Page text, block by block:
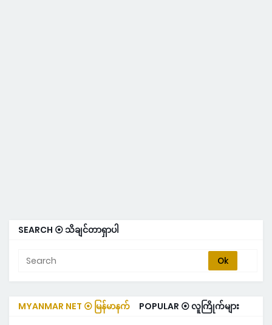
SEARCH ⦿ သိချင်တာရှာပါ
MYANMAR NET ⦿ မြန်မာနက် POPULAR ⦿ လူကြိုက်များ